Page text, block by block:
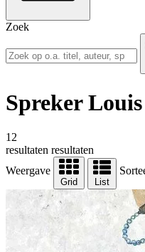
Zoek
Spreker
12
resultaten resultaten
Weergave
Grid List